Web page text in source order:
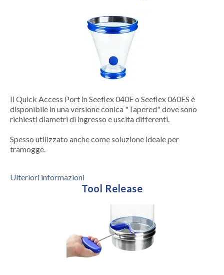
Il Quick Access Port in Seeflex 040E o Seeflex 060ES è
disponibile in una versione conica "Tapered" dove sono
richiesti diametri di ingresso e uscita differenti.
Spesso utilizzato anche come soluzione ideale per
tramogge.
Ulteriori informazioni
Tool Release